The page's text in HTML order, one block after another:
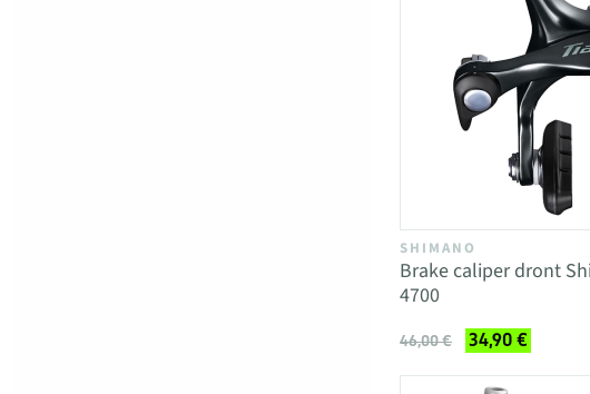
SHIMANO
Brake caliper dront
4700
46,00 € 34,90 €